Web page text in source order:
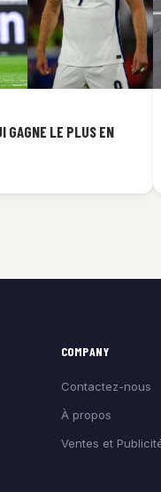
GAGNE LE PLUS EN
COMPANY
Contactez-nous
À propos
Ventes et